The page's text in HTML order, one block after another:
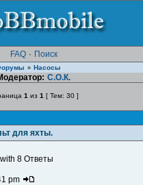
FAQ · Поиск
» Насосы
С.О.К.
1 из 1 [ Тем: 30 ]
для яхты.
8 Ответы
pm